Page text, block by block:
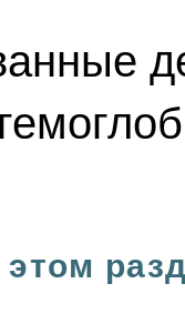
этом